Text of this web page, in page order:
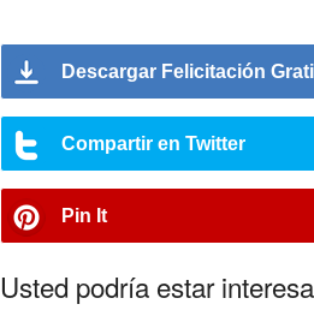
Descargar Felicitación
Compartir en Twitter
Pin It
Usted podría estar